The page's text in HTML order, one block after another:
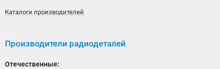
Каталоги производителей
Производители радиодеталей
Отечественные: